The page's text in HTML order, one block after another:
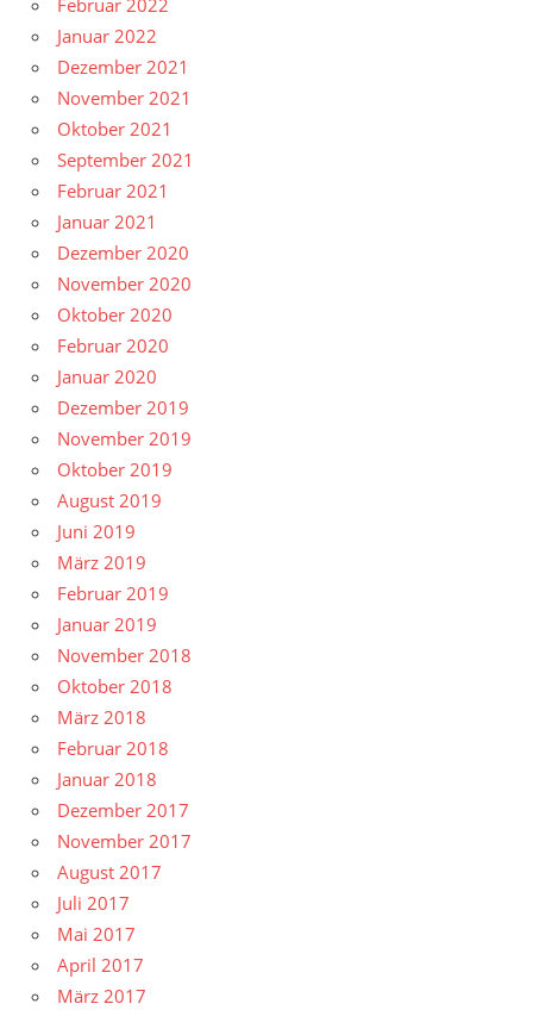
Februar 2022
Januar 2022
Dezember 2021
November 2021
Oktober 2021
September 2021
Februar 2021
Januar 2021
Dezember 2020
November 2020
Oktober 2020
Februar 2020
Januar 2020
Dezember 2019
November 2019
Oktober 2019
August 2019
Juni 2019
März 2019
Februar 2019
Januar 2019
November 2018
Oktober 2018
März 2018
Februar 2018
Januar 2018
Dezember 2017
November 2017
August 2017
Juli 2017
Mai 2017
April 2017
März 2017